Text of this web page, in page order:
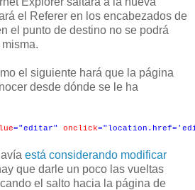
el Referer en los encabezados de
el punto de destino no se podrá
el siguiente hará que la página
desde dónde se le ha
="editar" onclick
está considerando modificar
que darle un poco las vueltas
el salto hacia la página de